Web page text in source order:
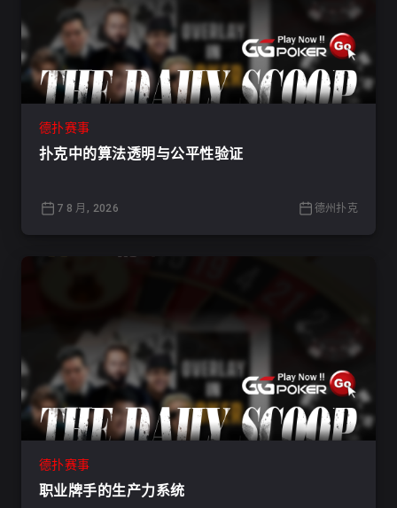
德扑赛事
扑克中的算法透明与公平性验证
7 8 月, 2026 德州扑克
德扑赛事
职业牌手的生产力系统